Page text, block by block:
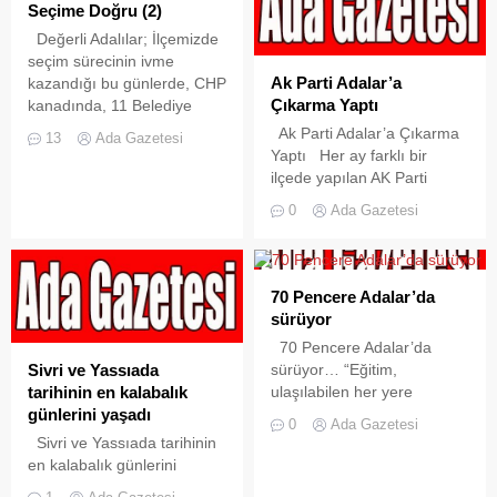
oluşan hasarların
giderilmesine yardımcı
olduktan sonra, asfaltta ve
yolların altında meydana
gelen büyük hasarların
giderilmesi için Adalar Ak
Heybeliada iskelesinde
ilginç...
Seçime Doğru (2)
Değerli Adalılar; İlçemizde
seçim sürecinin ivme
kazandığı bu günlerde, CHP
kanadında, 11 Belediye
kıyasıya mücadeleleri , AKP
duyulmakta ve bu isimlere
yeni isimlerin de katılacağı
söylentilerinin, Adalar
İlçesi’nde Yerel Yönetim
önümüzdeki...
13 Ada Gazetesi
Ak Parti Adalar’a
Çıkarma Yaptı
Ak Parti Adalar’a Çıkarma
Yaptı Her ay farklı bir
ilçede yapılan AK Parti
İstanbul İl Başkanlığı
Yönetim Kurulu Toplantısı,
gerçekleştirildi.Kınalıada ve
Burgazadası ziyaretini Ak
Parti Başkan Vekili Haydar
Ali yıldız ve İl yönetim
Kurulu Üyesi Çoşkun
Özden’nin katılımıyla
gerçekleştiren heyete daha
sonra Heybeliada’da...
0 Ada Gazetesi
Sivri ve Yassıada
tarihinin en kalabalık
günlerini yaşadı
Sivri ve Yassıada tarihinin
en kalabalık günlerini
70 Pencere Adalar’da
sürüyor
70 Pencere Adalar’da
sürüyor… “Eğitim,
ulaşılabilen her yere
götürülmeli” Nazlı
DOENYAS ‘70
0 Ada Gazetesi